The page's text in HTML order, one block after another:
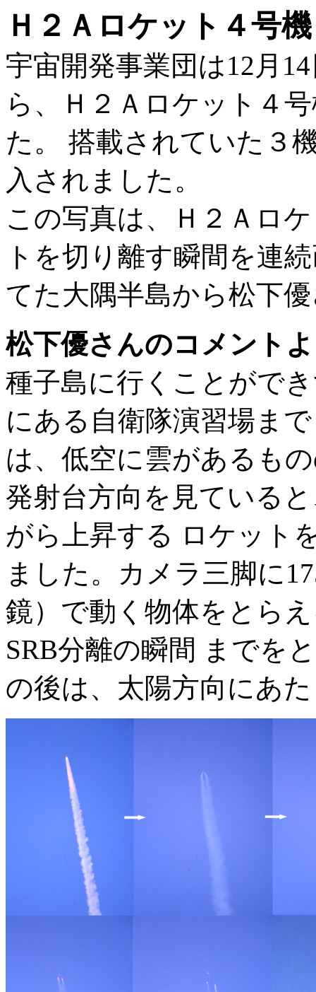
Ｈ２Ａロケット４号
宇宙開発事業団は12月
ら、Ｈ２Ａロケット４
た。 搭載されていた３
入されました。
この写真は、Ｈ２Ａロ
トを切り離す瞬間を連
てた大隅半島から松下
松下優さんのコメント
種子島に行くことがで
にある自衛隊演習場ま
は、低空に雲があるも
発射台方向を見ている
がら上昇する ロケット
ました。カメラ三脚に
鏡）で動く物体をとら
SRB分離の瞬間 までを
の後は、太陽方向にあ